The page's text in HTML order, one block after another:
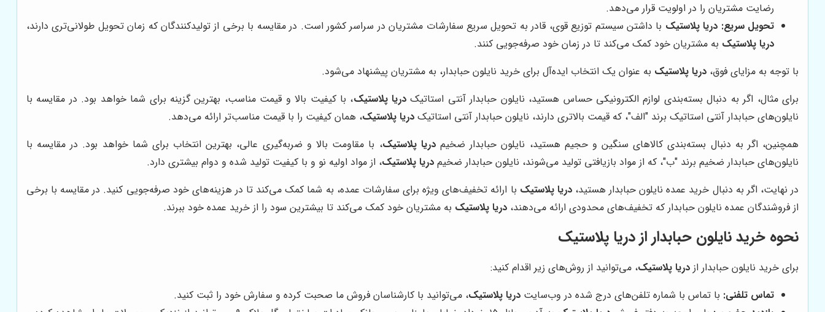
رضایت مشتریان را در اولویت قرار می‌دهد.
تحویل سریع: دریا پلاستیک با داشتن سیستم توزیع قوی، قادر به تحویل سریع سفارشات مشتریان در سراسر کشور است. در مقایسه با برخی از تولیدکنندگان که زمان تحویل طولانی‌تری دارند،
دریا پلاستیک به مشتریان خود کمک می‌کند تا در زمان خود صرفه‌جویی کنند.
با توجه به مزایای فوق، دریا پلاستیک به عنوان یک انتخاب ایده‌آل برای خرید نایلون حبابدار، به مشتریان پیشنهاد می‌شود.
برای مثال، اگر به دنبال بسته‌بندی لوازم الکترونیکی حساس هستید، نایلون حبابدار آنتی استاتیکدریا پلاستیک، با کیفیت بالا و قیمت مناسب، بهترین گزینه برای شما خواهد بود. در مقایسه با
نایلون‌های حبابدار آنتی استاتیک برند "الف"، که قیمت بالاتری دارند، نایلون حبابدار آنتی استاتیک دریا پلاستیک، همان کیفیت را با قیمت مناسب‌تر ارائه می‌دهد.
همچنین، اگر به دنبال بسته‌بندی کالاهای سنگین و حجیم هستید، نایلون حبابدار ضخیمدریا پلاستیک، با مقاومت بالا و ضربه‌گیری عالی، بهترین انتخاب برای شما خواهد بود. در مقایسه با
نایلون‌های حبابدار ضخیم برند "ب"، که از مواد بازیافتی تولید می‌شوند، نایلون حبابدار ضخیم دریا پلاستیک، از مواد اولیه نو و با کیفیت تولید شده و دوام بیشتری دارد.
در نهایت، اگر به دنبال خرید عمده نایلون حبابدار هستید،دریا پلاستیک با ارائه تخفیف‌های ویژه برای سفارشات عمده، به شما کمک می‌کند تا در هزینه‌های خود صرفه‌جویی کنید. در مقایسه با برخی
از فروشندگان عمده نایلون حبابدار که تخفیف‌های محدودی ارائه می‌دهند، دریا پلاستیک به مشتریان خود کمک می‌کند تا بیشترین سود را از خرید عمده خود ببرند.
نحوه خرید نایلون حبابدار از دریا پلاستیک
برای خرید نایلون حبابدار از دریا پلاستیک، می‌توانید از روش‌های زیر اقدام کنید:
تماس تلفنی: با تماس با شماره تلفن‌های درج شده در وب‌سایت دریا پلاستیک، می‌توانید با کارشناسان فروش ما صحبت کرده و سفارش خود را ثبت کنید.